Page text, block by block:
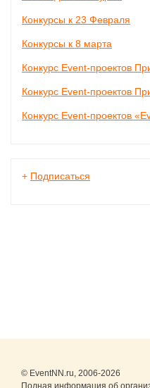
Конкурсы к 23 Февраля
Конкурсы к 8 марта
Конкурс Event-проектов
Конкурс Event-проектов
Конкурс Event-проектов
+ Подписаться
© EventNN.ru, 2006-2026
Полная информация об